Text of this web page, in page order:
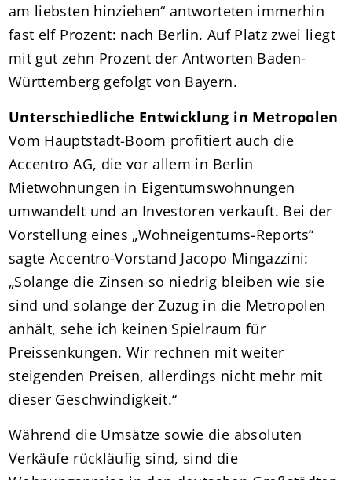
am liebsten hinziehen“ antworteten immerhin
fast elf Prozent: nach Berlin. Auf Platz zwei liegt
mit gut zehn Prozent der Antworten Baden-
Württemberg gefolgt von Bayern.
Unterschiedliche Entwicklung in Metropolen
Vom Hauptstadt-Boom profitiert auch die
Accentro AG, die vor allem in Berlin
Mietwohnungen in Eigentumswohnungen
umwandelt und an Investoren verkauft. Bei der
Vorstellung eines „Wohneigentums-Reports“
sagte Accentro-Vorstand Jacopo Mingazzini:
„Solange die Zinsen so niedrig bleiben wie sie
sind und solange der Zuzug in die Metropolen
anhält, sehe ich keinen Spielraum für
Preissenkungen. Wir rechnen mit weiter
steigenden Preisen, allerdings nicht mehr mit
dieser Geschwindigkeit.“
Während die Umsätze sowie die absoluten
Verkäufe rückläufig sind, sind die